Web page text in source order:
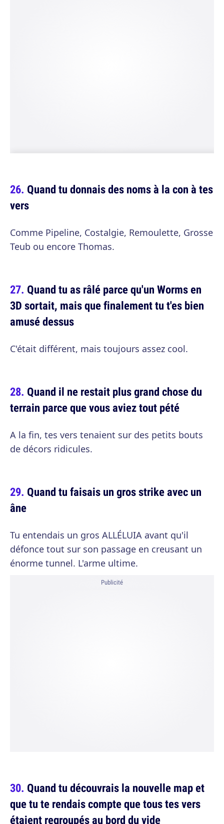
Quand tu donnais des noms à la con à tes
vers
Comme Pipeline, Costalgie, Remoulette, Grosse
Teub ou encore Thomas.
Quand tu as râlé parce qu'un Worms en
3D sortait, mais que finalement tu t'es bien
amusé dessus
C'était différent, mais toujours assez cool.
Quand il ne restait plus grand chose du
terrain parce que vous aviez tout pété
A la fin, tes vers tenaient sur des petits bouts
de décors ridicules.
Quand tu faisais un gros strike avec un
âne
Tu entendais un gros ALLÉLUIA avant qu'il
défonce tout sur son passage en creusant un
énorme tunnel. L'arme ultime.
Publicité
Quand tu découvrais la nouvelle map et
que tu te rendais compte que tous tes vers
étaient regroupés au bord du vide